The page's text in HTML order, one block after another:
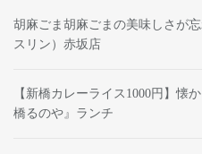
胡麻ごま胡麻ごまの美味しさが
スリン）赤坂店
【新橋カレーライス1000円】懐
橋るのや』ランチ